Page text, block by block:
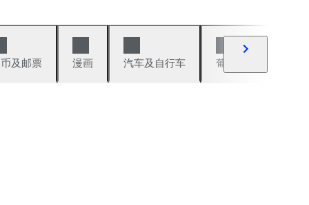
及邮票 漫画 汽车及自行车 葡萄酒及烈性酒